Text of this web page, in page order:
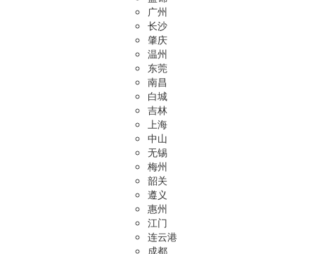
广州
长沙
肇庆
温州
东莞
南昌
白城
吉林
上海
中山
无锡
梅州
韶关
遵义
惠州
江门
连云港
成都